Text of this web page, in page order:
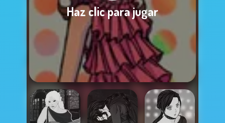
Lo sentimos, este
juego no está disponible.
Haz clic para jugar